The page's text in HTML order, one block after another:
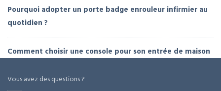
Pourquoi adopter un porte badge enrouleur infirmier au
quotidien ?
Comment choisir une console pour son entrée de maison
Vous avez des questions ?